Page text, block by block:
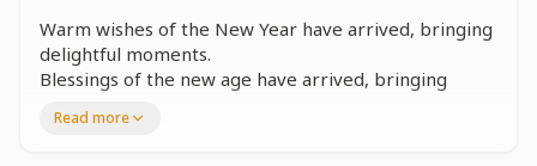
Warm wishes of the New Year have arrived, bringing
delightful moments.
Blessings of the new age have arrived, bringing
Warm wishes of the New Year have arrived, bringing
Read more